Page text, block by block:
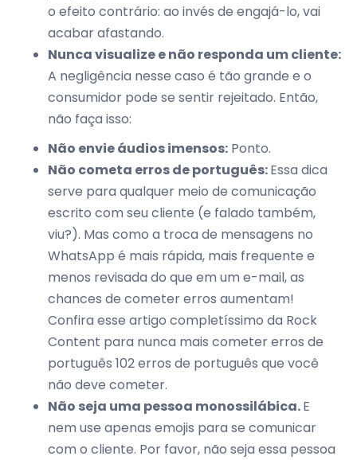
o efeito contrário: ao invés de engajá-lo, vai
acabar afastando.
Nunca visualize e não responda um cliente:
A negligência nesse caso é tão grande e o
consumidor pode se sentir rejeitado. Então,
não faça isso:
Não envie áudios imensos: Ponto.
Não cometa erros de português:Essa dica
serve para qualquer meio de comunicação
escrito com seu cliente (e falado também,
viu?). Mas como a troca de mensagens no
WhatsApp é mais rápida, mais frequente e
menos revisada do que em um e-mail, as
chances de cometer erros aumentam!
Confira esse artigo completíssimo da Rock
Content para nunca mais cometer erros de
português 102 erros de português que você
não deve cometer.
Não seja uma pessoa monossilábica.E
nem use apenas emojis para se comunicar
com o cliente. Por favor, não seja essa pessoa